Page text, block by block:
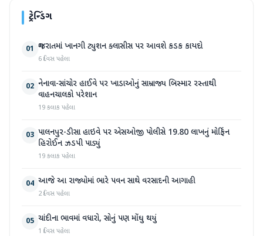
ટ્રેન્ડિંગ
01 ગુજરાતમાં ખાનગી ટ્યુશન ક્લાસીસ પર આવશે કડક કાયદો
6 દિવસ પહેલા
02 નેનાવા-સાંચોર હાઈવે પર ખાડાઓનું સામ્રાજ્ય બિસ્માર રસ્તાથી
વાહનચાલકો પરેશાન
19 કલાક પહેલા
03 પાલનપુર-ડીસા હાઇવે પર એસઓજી પોલીસે 19.80 લાખનું મોર્ફિન
હિરોઈન ઝડપી પાડ્યું
19 કલાક પહેલા
04 આજે આ રાજ્યોમાં ભારે પવન સાથે વરસાદની આગાહી
2 દિવસ પહેલા
05 ચાંદીના ભાવમાં વધારો, સોનું પણ મોંઘુ થયું
1 દિવસ પહેલા